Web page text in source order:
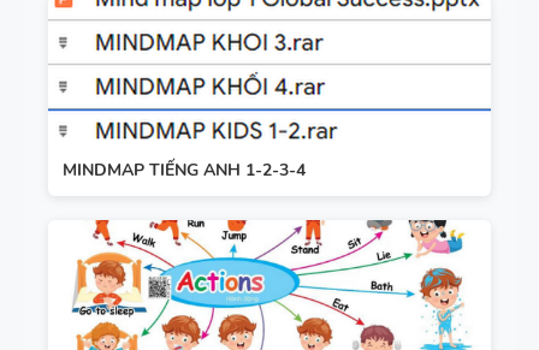
MINDMAP TIẾNG ANH 1-2-3-4